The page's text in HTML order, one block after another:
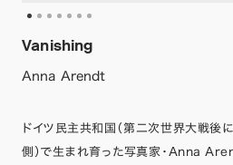
Vanishing
Anna Arendt
ドイツ民主共和国（第二次世界大戦後
側）で生まれ育った写真家・Anna